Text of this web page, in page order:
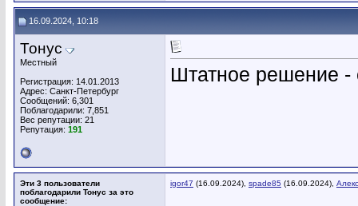
16.09.2024, 10:18
Тонус
Местный
Регистрация: 14.01.2013
Адрес: Санкт-Петербург
Сообщений: 6,301
Поблагодарили: 7,851
Вес репутации: 21
Репутация: 191
Штатное решение
Эти 3 пользователи
поблагодарили Тонус за это
сообщение:
igor47 (16.09.2024), spade85 (16.09.2024),